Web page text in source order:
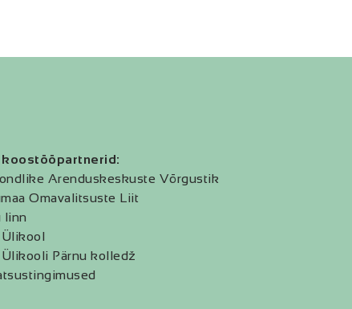
koostööpartnerid:
Arenduskeskuste Võrgustik
Omavalitsuste Liit
linn
Ülikool
Ülikooli Pärnu kolledž